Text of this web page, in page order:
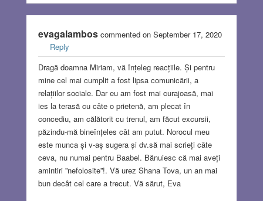
evagalamboscommented on September 17, 2020
Reply
Dragă doamna Miriam, vă înțeleg reacțiile. Și pentru
mine cel mai cumplit a fost lipsa comunicării, a
relațiilor sociale. Dar eu am fost mai curajoasă, mai
ies la terasă cu câte o prietenă, am plecat în
concediu, am călătorit cu trenul, am făcut excursii,
păzindu-mă bineînțeles cât am putut. Norocul meu
este munca și v-aș sugera și dv.să mai scrieți câte
ceva, nu numai pentru Baabel. Bănuiesc că mai aveți
amintiri ”nefolosite”!. Vă urez Shana Tova, un an mai
bun decât cel care a trecut. Vă sărut, Eva